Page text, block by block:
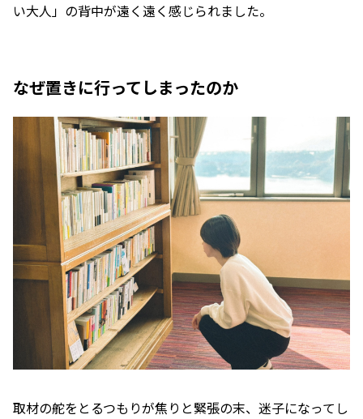
い大人」の背中が遠く遠く感じられました。
なぜ置きに行ってしまったのか
取材の舵をとるつもりが焦りと緊張の末、迷子になってし